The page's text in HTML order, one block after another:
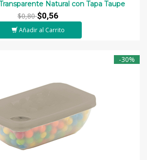
Natural con Tapa Taupe
$0,80$0,56
Añadir al Carrito
-30%